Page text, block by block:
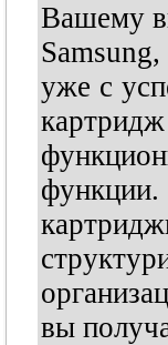
Вашему
уже с
вы